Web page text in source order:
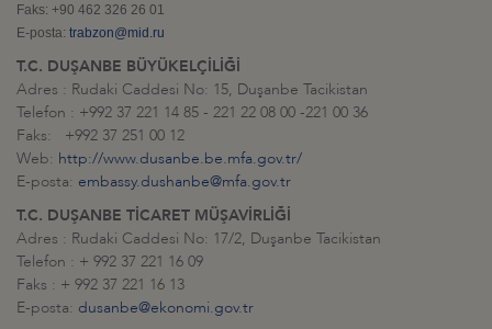
Faks: +90 462 326 26 01
E-posta: trabzon@mid.ru
T.C. DUŞANBE BÜYÜKELÇİLİĞİ
Adres : Rudaki Caddesi No: 15, Duşanbe Tacikistan
Telefon : +992 37 221 14 85 - 221 22 08 00 -221 00 36
Faks: +992 37 251 00 12
Web: http://www.dusanbe.be.mfa.gov.tr/
E-posta: embassy.dushanbe@mfa.gov.tr
T.C. DUŞANBE TİCARET MÜŞAVİRLİĞİ
Adres : Rudaki Caddesi No: 17/2, Duşanbe Tacikistan
Telefon : + 992 37 221 16 09
Faks : + 992 37 221 16 13
E-posta: dusanbe@ekonomi.gov.tr